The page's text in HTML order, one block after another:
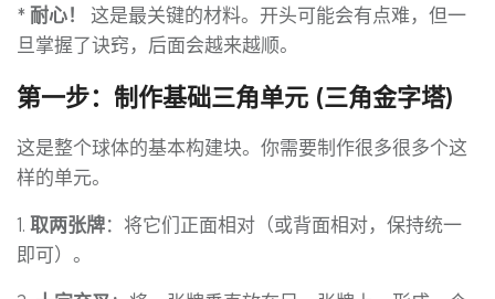
* 耐心！
这是最关键的材料。开头可能会有点难，但一
旦掌握了诀窍，后面会越来越顺。
第一步：制作基础三角单元 (三角金字塔)
这是整个球体的基本构建块。你需要制作很多很多个这
样的单元。
1. 取两张牌：将它们正面相对（或背面相对，保持统一
即可）。